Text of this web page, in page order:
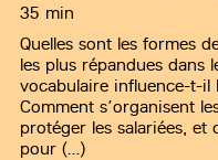
35 min
Quelles sont les formes
les plus répandues dans
vocabulaire influence-t-il
Comment s’organisent
protéger les salariées,
pour (…)